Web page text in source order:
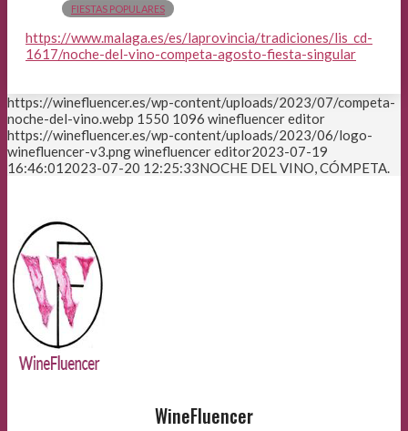
FIESTAS POPULARES
https://www.malaga.es/es/laprovincia/tradiciones/lis_cd-
1617/noche-del-vino-competa-agosto-fiesta-singular
https://winefluencer.es/wp-content/uploads/2023/07/competa-
noche-del-vino.webp 1550 1096 winefluencer editor
https://winefluencer.es/wp-content/uploads/2023/06/logo-
winefluencer-v3.pngwinefluencer editor2023-07-19
16:46:012023-07-20 12:25:33NOCHE DEL VINO, CÓMPETA.
WineFluencer